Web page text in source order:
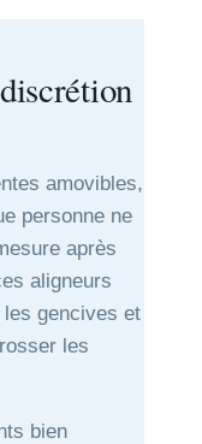
amovibles,
personne ne
après
aligneurs
gencives et
les
bien